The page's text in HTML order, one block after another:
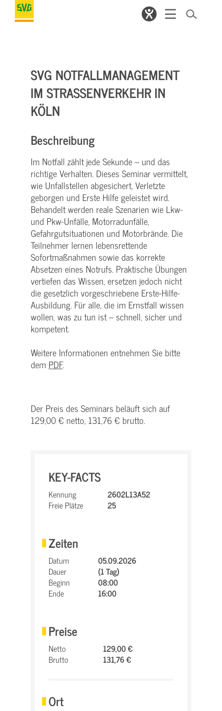
SVG NOTFALLMANAGEMENT
IM STRASSENVERKEHR IN K
ÖLN
Beschreibung
Im Notfall zählt jede Sekunde – und das
richtige Verhalten. Dieses Seminar vermittelt,
wie Unfallstellen abgesichert, Verletzte
geborgen und Erste Hilfe geleistet wird.
Behandelt werden reale Szenarien wie Lkw-
und Pkw-Unfälle, Motorradunfälle,
Gefahrgutsituationen und Motorbrände. Die
Teilnehmer lernen lebensrettende
Sofortmaßnahmen sowie das korrekte
Absetzen eines Notrufs. Praktische Übungen
vertiefen das Wissen, ersetzen jedoch nicht
die gesetzlich vorgeschriebene Erste-Hilfe-
Ausbildung. Für alle, die im Ernstfall wissen
wollen, was zu tun ist – schnell, sicher und
kompetent.
Weitere Informationen entnehmen Sie bitte
dem PDF.
Der Preis des Seminars beläuft sich auf
129,00 € netto, 131,76 € brutto.
KEY-FACTS
Kennung
2602L13A52
Freie Plätze
25
Zeiten
Datum
05.09.2026
Dauer
(1 Tag)
Beginn
08:00
Ende
16:00
Preise
Netto
129,00 €
Brutto
131,76 €
Ort